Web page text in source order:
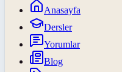
Anasayfa
Dersler
Yorumlar
Blog